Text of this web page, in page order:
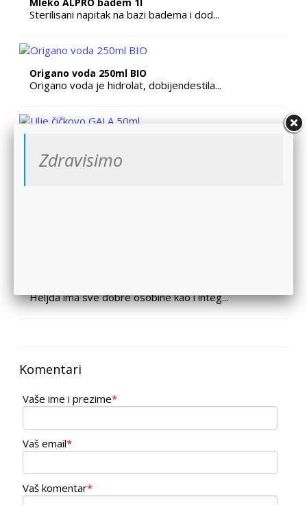
Sterilisani napitak na bazi badema i dod...
Origano voda 250ml BIO
Origano voda je hidrolat, dobijendestila...
Koristi se za negu svih tipova kose. Čič...
Heljda ima sve dobre osobine kao i integ...
Komentari
Vaše ime i prezime*
Vaš email*
Vaš komentar*
Zdravisimo